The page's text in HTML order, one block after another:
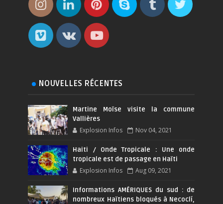
NOUVELLES RÉCENTES
Martine Moïse visite la commune
Vallières
Explosion Infos Nov 04, 2021
Haiti / Onde Tropicale : Une onde
tropicale est de passage en Haïti
Explosion Infos Aug 09, 2021
Informations AMÉRIQUES du sud : de
nombreux Haïtiens bloqués à Necoclí,